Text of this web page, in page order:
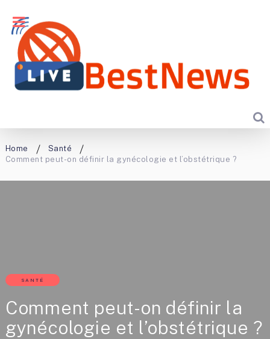
Home
Santé
Comment peut-on définir la gynécologie et l’obstétrique ?
SANTÉ
Comment peut-on définir la
gynécologie et l’obstétrique ?